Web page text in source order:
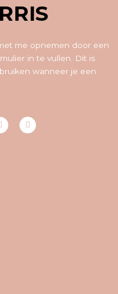
me opnemen door een
in te vullen. Dit is
wanneer je een
Y
o